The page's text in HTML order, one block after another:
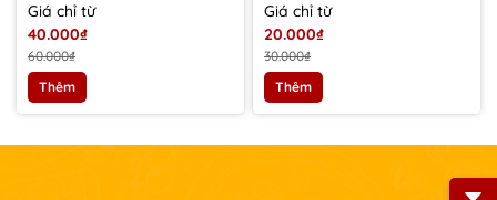
Giá chỉ từ
40.000₫
60.000₫
Thêm
Giá chỉ từ
20.000₫
30.000₫
Thêm